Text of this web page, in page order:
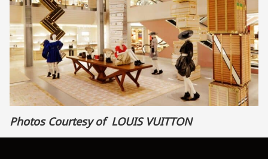
Photos Courtesy of LOUIS VUITTON